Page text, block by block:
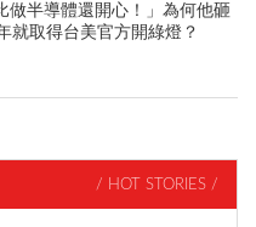
做半導體還開心！」為何他砸
就取得台美官方開綠燈？
/ HOT STORIES /